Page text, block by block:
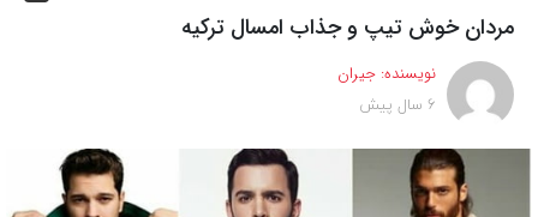
مردان خوش تیپ و جذاب امسال ترکیه
نویسنده: جیران
6 سال پیش